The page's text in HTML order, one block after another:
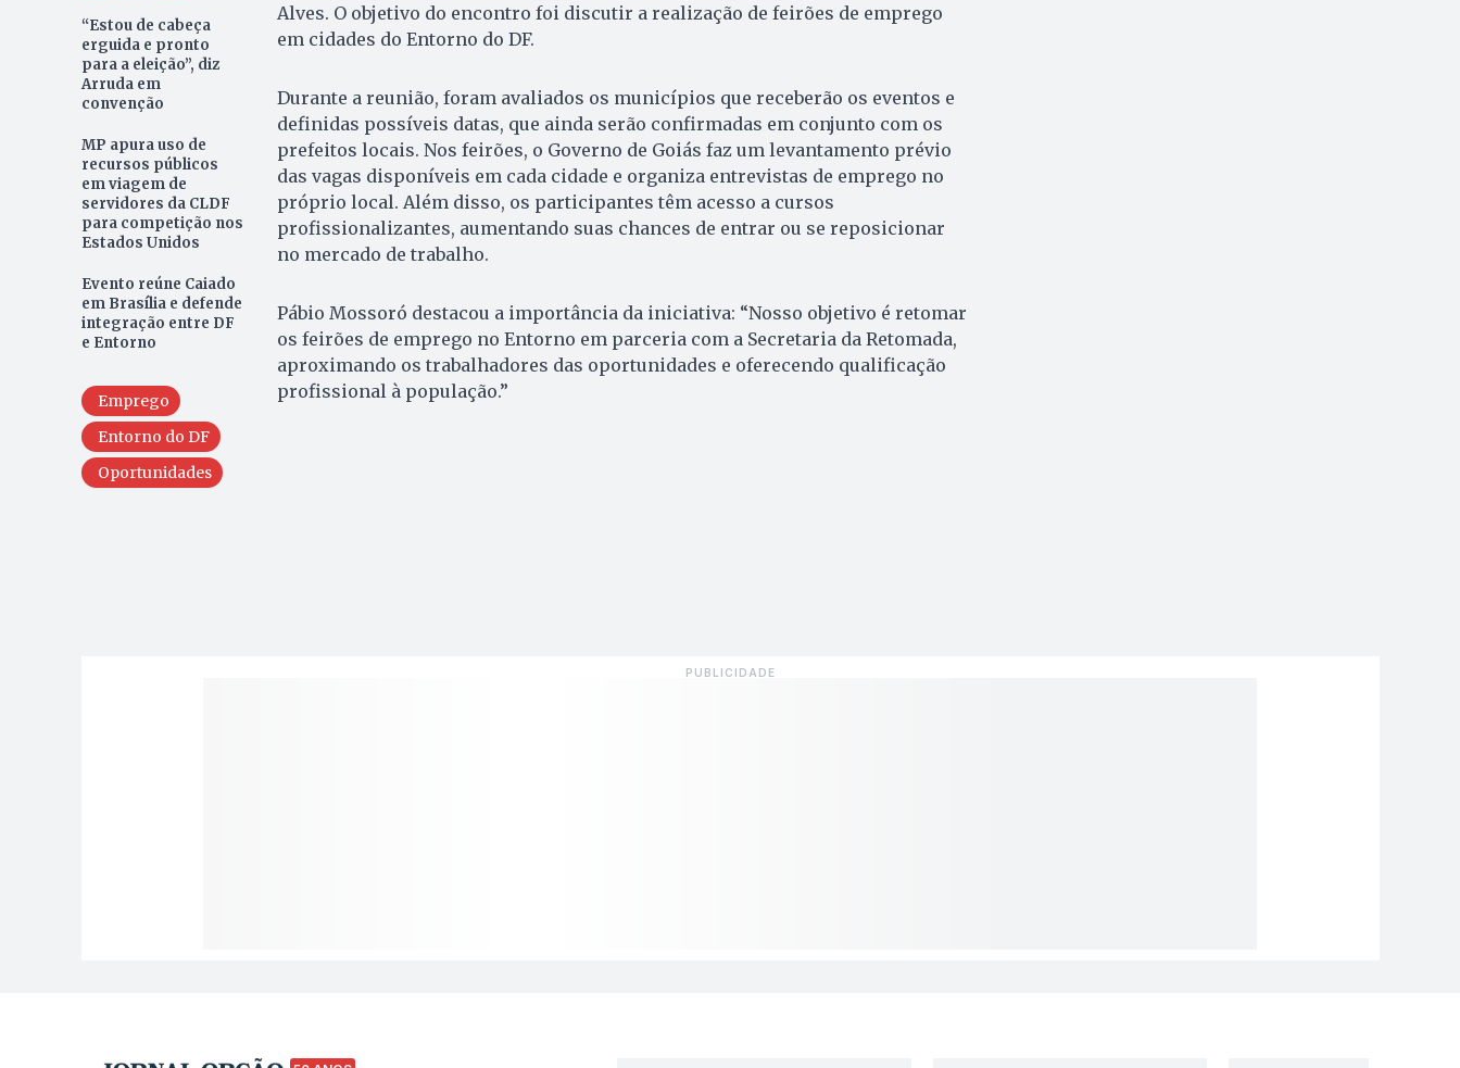
“Estou de cabeça
erguida e pronto
para a eleição”, diz
Arruda em
convenção
MP apura uso de
recursos públicos
em viagem de
servidores da CLDF
para competição nos
Estados Unidos
Evento reúne Caiado
em Brasília e defende
integração entre DF
e Entorno
Emprego
Entorno do DF
Oportunidades
Alves. O objetivo do encontro foi discutir a realização de feirões de emprego
em cidades do Entorno do DF.
Durante a reunião, foram avaliados os municípios que receberão os eventos e
definidas possíveis datas, que ainda serão confirmadas em conjunto com os
prefeitos locais. Nos feirões, o Governo de Goiás faz um levantamento prévio
das vagas disponíveis em cada cidade e organiza entrevistas de emprego no
próprio local. Além disso, os participantes têm acesso a cursos
profissionalizantes, aumentando suas chances de entrar ou se reposicionar
no mercado de trabalho.
Pábio Mossoró destacou a importância da iniciativa: “Nosso objetivo é retomar
os feirões de emprego no Entorno em parceria com a Secretaria da Retomada,
aproximando os trabalhadores das oportunidades e oferecendo qualificação
profissional à população.”